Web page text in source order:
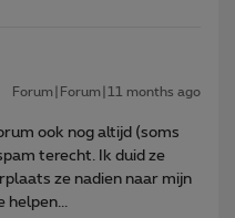
Forum|Forum|11 months ago
ook nog altijd (soms
terecht. Ik duid ze
ze nadien naar mijn